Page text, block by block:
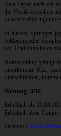
Dem Papier nach ein
die Vocals zwischen
Schwere einbringt und
In diesem Sprengen
beklemmenden
vor. Und dann ist da
Homecoming gelingt
rüberkommt. Klar,
Stellschrauben, kommt
Wertung: 8/10
Erhältlich ab:
Erhältlich über: Copper
Facebook: